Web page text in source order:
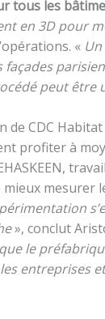
tous les
en 3D pour
«
peut
CDC
profiter à
», conclut
le
entreprises